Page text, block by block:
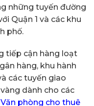
những tuyến đường
Quận 1 và các khu
phố.
tiếp cận hàng loạt
hàng, khu hành
các tuyến giao
dành cho các
Văn phòng cho thuê